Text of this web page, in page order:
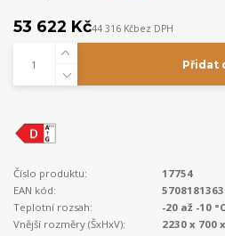
53 622 Kč44 316 Kčbez DPH
Přidat
Číslo produktu:
17754
EAN kód:
Teplotní rozsah:
-20 až -10 °C
Vnější rozměry (ŠxHxV):
2230 x 700